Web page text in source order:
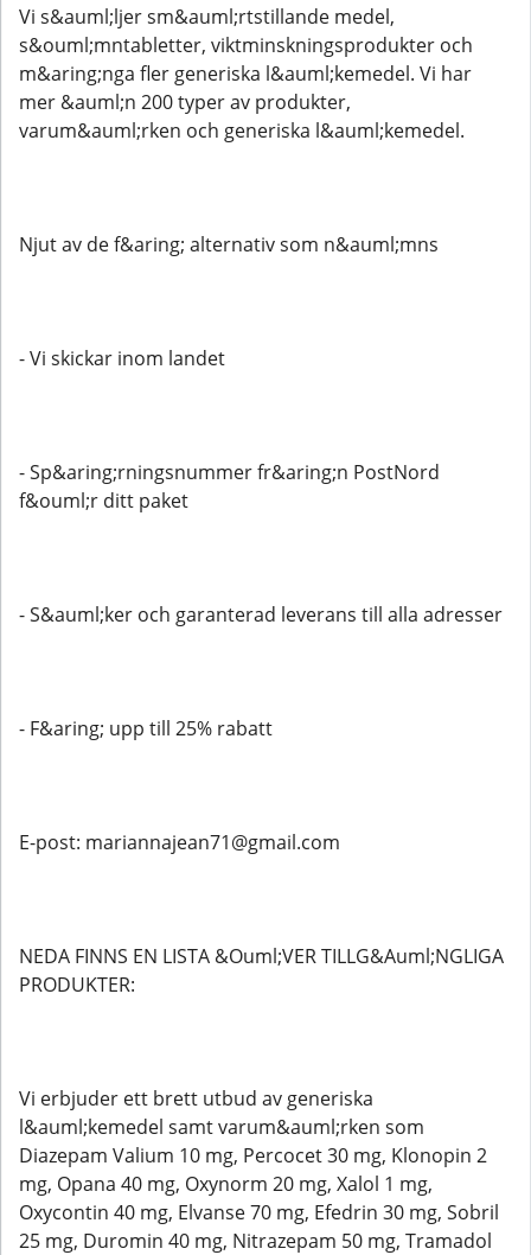
Vi s&auml;ljer sm&auml;rtstillande medel,
s&ouml;mntabletter, viktminskningsprodukter och
m&aring;nga fler generiska l&auml;kemedel. Vi har
mer &auml;n 200 typer av produkter,
varum&auml;rken och generiska l&auml;kemedel.
Njut av de f&aring; alternativ som n&auml;mns
- Vi skickar inom landet
- Sp&aring;rningsnummer fr&aring;n PostNord
f&ouml;r ditt paket
- S&auml;ker och garanterad leverans till alla adresser
- F&aring; upp till 25% rabatt
E-post: mariannajean71@gmail.com
NEDA FINNS EN LISTA &Ouml;VER TILLG&Auml;NGLIGA
PRODUKTER:
Vi erbjuder ett brett utbud av generiska
l&auml;kemedel samt varum&auml;rken som
Diazepam Valium 10 mg, Percocet 30 mg, Klonopin 2
mg, Opana 40 mg, Oxynorm 20 mg, Xalol 1 mg,
Oxycontin 40 mg, Elvanse 70 mg, Efedrin 30 mg, Sobril
25 mg, Duromin 40 mg, Nitrazepam 50 mg, Tramadol